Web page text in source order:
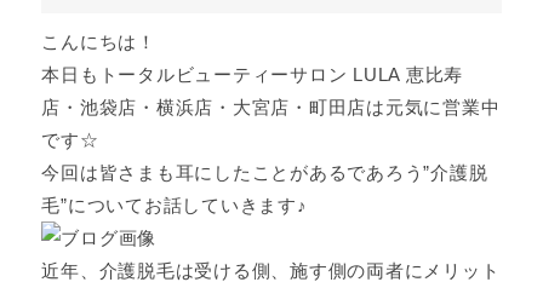
こんにちは！
本日もトータルビューティーサロン LULA 恵比寿
店・池袋店・横浜店・大宮店・町田店は元気に営業中
です☆
今回は皆さまも耳にしたことがあるであろう”介護脱
毛”についてお話していきます♪
近年、介護脱毛は受ける側、施す側の両者にメリット